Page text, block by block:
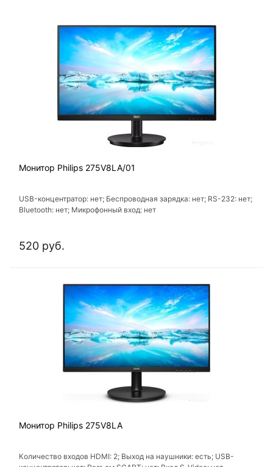
Монитор Philips 275V8LA/01
USB-концентратор: нет; Беспроводная зарядка: нет; RS-232: нет;
Bluetooth: нет; Микрофонный вход: нет
520 руб.
Монитор Philips 275V8LA
Количество входов HDMI: 2; Выход на наушники: есть; USB-